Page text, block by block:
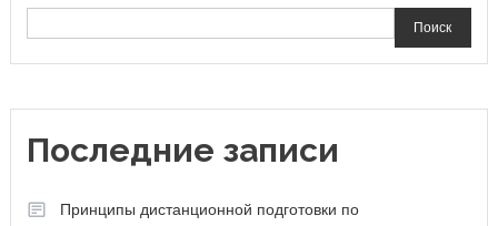
Поиск
Последние записи
Принципы дистанционной подготовки по